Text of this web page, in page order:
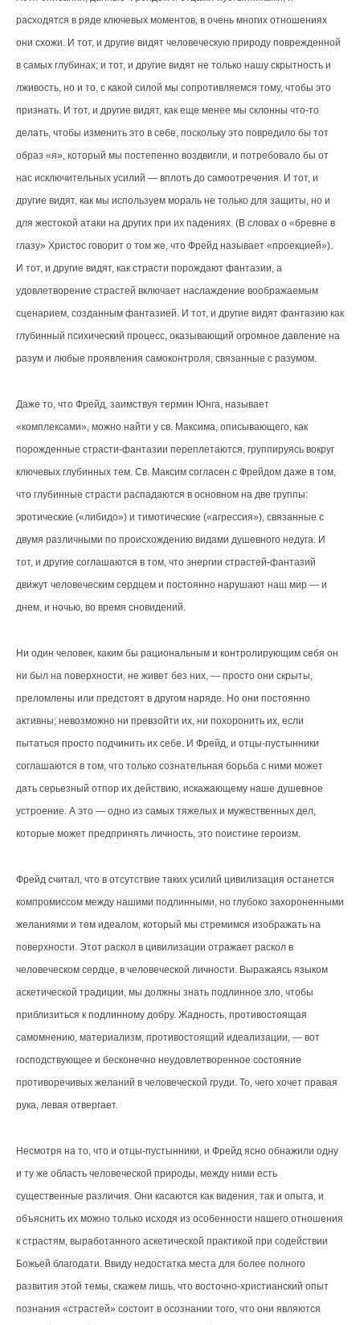
расходятся в ряде ключевых моментов, в очень многих отношениях
они схожи. И тот, и другие видят человеческую природу поврежденной
в самых глубинах; и тот, и другие видят не только нашу скрытность и
лживость, но и то, с какой силой мы сопротивляемся тому, чтобы это
признать. И тот, и другие видят, как еще менее мы склонны что-то
делать, чтобы изменить это в себе, поскольку это повредило бы тот
образ «я», который мы постепенно воздвигли, и потребовало бы от
нас исключительных усилий — вплоть до самоотречения. И тот, и
другие видят, как мы используем мораль не только для защиты, но и
для жестокой атаки на других при их падениях. (В словах о «бревне в
глазу» Христос говорит о том же, что Фрейд называет «проекцией»).
И тот, и другие видят, как страсти порождают фантазии, а
удовлетворение страстей включает наслаждение воображаемым
сценарием, созданным фантазией. И тот, и другие видят фантазию как
глубинный психический процесс, оказывающий огромное давление на
разум и любые проявления самоконтроля, связанные с разумом.
Даже то, что Фрейд, заимствуя термин Юнга, называет
«комплексами», можно найти у св. Максима, описывающего, как
порожденные страсти-фантазии переплетаются, группируясь вокруг
ключевых глубинных тем. Св. Максим согласен с Фрейдом даже в том,
что глубинные страсти распадаются в основном на две группы:
эротические («либидо») и тимотические («агрессия»), связанные с
двумя различными по происхождению видами душевного недуга. И
тот, и другие соглашаются в том, что энергии страстей-фантазий
движут человеческим сердцем и постоянно нарушают наш мир — и
днем, и ночью, во время сновидений.
Ни один человек, каким бы рациональным и контролирующим себя он
ни был на поверхности, не живет без них, — просто они скрыты,
преломлены или предстоят в другом наряде. Но они постоянно
активны; невозможно ни превзойти их, ни похоронить их, если
пытаться просто подчинить их себе. И Фрейд, и отцы-пустынники
соглашаются в том, что только сознательная борьба с ними может
дать серьезный отпор их действию, искажающему наше душевное
устроение. А это — одно из самых тяжелых и мужественных дел,
которые может предпринять личность, это поистине героизм.
Фрейд считал, что в отсутствие таких усилий цивилизация останется
компромиссом между нашими подлинными, но глубоко захороненными
желаниями и тем идеалом, который мы стремимся изображать на
поверхности. Этот раскол в цивилизации отражает раскол в
человеческом сердце, в человеческой личности. Выражаясь языком
аскетической традиции, мы должны знать подлинное зло, чтобы
приблизиться к подлинному добру. Жадность, противостоящая
самомнению, материализм, противостоящий идеализации, — вот
господствующее и бесконечно неудовлетворенное состояние
противоречивых желаний в человеческой груди. То, чего хочет правая
рука, левая отвергает.
Несмотря на то, что и отцы-пустынники, и Фрейд ясно обнажили одну
и ту же область человеческой природы, между ними есть
существенные различия. Они касаются как видения, так и опыта, и
объяснить их можно только исходя из особенности нашего отношения
к страстям, выработанного аскетической практикой при содействии
Божьей благодати. Ввиду недостатка места для более полного
развития этой темы, скажем лишь, что восточно-христианский опыт
познания «страстей» состоит в осознании того, что они являются